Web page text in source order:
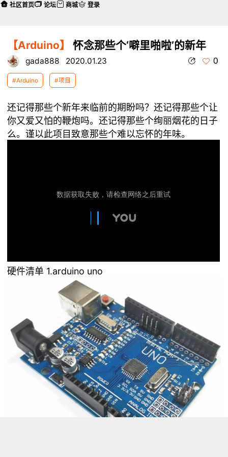
【Arduino】 怀念那些个‘噼里啪啦’的新年
gada888 2020.01.23 0
#Arduino #项目
还记得那些个新年来临前的期盼吗？还记得那些个让
你又爱又怕的鞭炮吗。还记得那些个绚丽烟花的日子
么。谨以此项目致意那些个难以忘怀的年味。
硬件清单 1.arduino uno
社区首页 论坛 商城 登录